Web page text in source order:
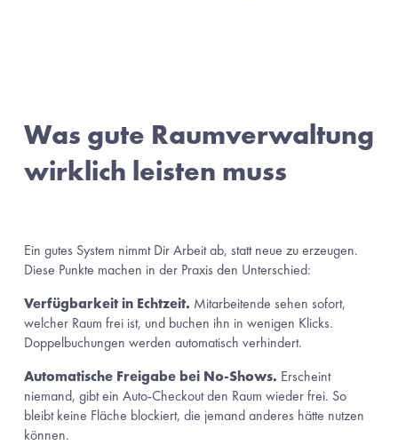
Was gute Raumverwaltung
wirklich leisten muss
Ein gutes System nimmt Dir Arbeit ab, statt neue zu erzeugen.
Diese Punkte machen in der Praxis den Unterschied:
Verfügbarkeit in Echtzeit. Mitarbeitende sehen sofort,
welcher Raum frei ist, und buchen ihn in wenigen Klicks.
Doppelbuchungen werden automatisch verhindert.
Automatische Freigabe bei No-Shows. Erscheint
niemand, gibt ein Auto-Checkout den Raum wieder frei. So
bleibt keine Fläche blockiert, die jemand anderes hätte nutzen
können.